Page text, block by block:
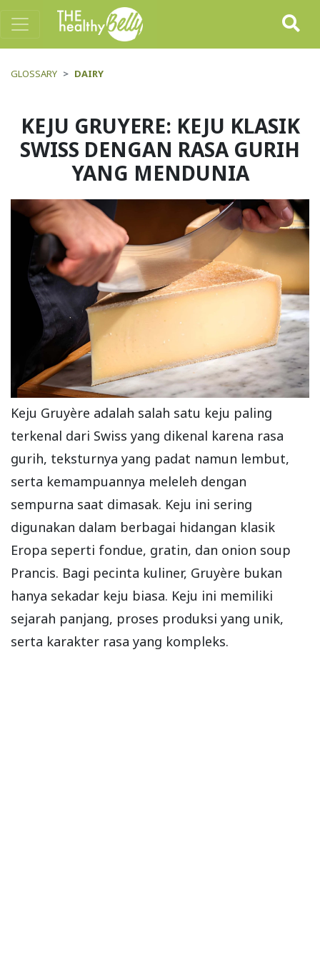
GLOSSARY DAIRY
KEJU GRUYERE: KEJU KLASIK
SWISS DENGAN RASA GURIH
YANG MENDUNIA
Keju Gruyère adalah salah satu keju paling
terkenal dari Swiss yang dikenal karena rasa
gurih, teksturnya yang padat namun lembut,
serta kemampuannya meleleh dengan
sempurna saat dimasak. Keju ini sering
digunakan dalam berbagai hidangan klasik
Eropa seperti fondue, gratin, dan onion soup
Prancis. Bagi pecinta kuliner, Gruyère bukan
hanya sekadar keju biasa. Keju ini memiliki
sejarah panjang, proses produksi yang unik,
serta karakter rasa yang kompleks.